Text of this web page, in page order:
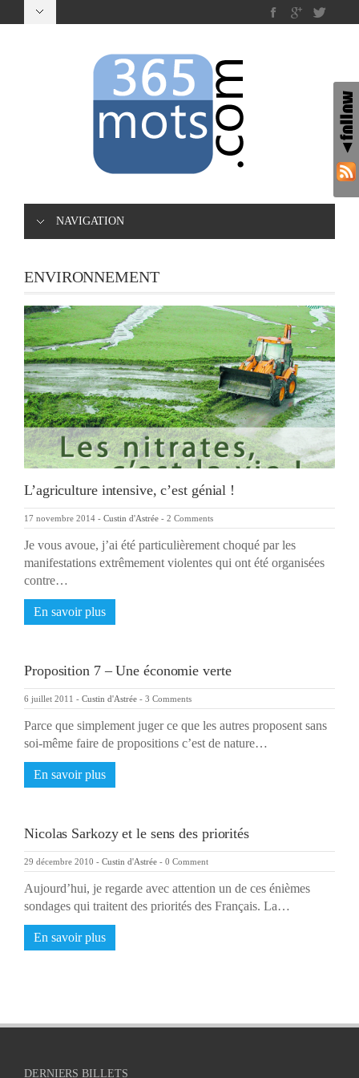
NAVIGATION
ENVIRONNEMENT
L’agriculture intensive, c’est génial !
17 novembre 2014 - Custin d'Astrée - 2 Comments
Je vous avoue, j’ai été particulièrement choqué par les
manifestations extrêmement violentes qui ont été organisées
contre…
En savoir plus
Proposition 7 – Une économie verte
6 juillet 2011 - Custin d'Astrée - 3 Comments
Parce que simplement juger ce que les autres proposent sans
soi-même faire de propositions c’est de nature…
En savoir plus
Nicolas Sarkozy et le sens des priorités
29 décembre 2010 - Custin d'Astrée - 0 Comment
Aujourd’hui, je regarde avec attention un de ces énièmes
sondages qui traitent des priorités des Français. La…
En savoir plus
DERNIERS BILLETS